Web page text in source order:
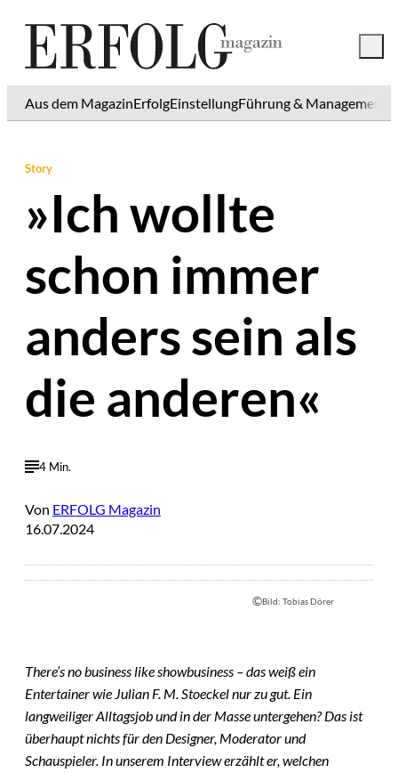
Aus dem MagazinErfolgEinstellungFührung & Management
Story
»Ich wollte
schon immer
anders sein als
die anderen«
4 Min.
Von ERFOLG Magazin
16.07.2024
©Bild: Tobias Dörer
There’s no business like showbusiness – das weiß ein
Entertainer wie Julian F. M. Stoeckel nur zu gut. Ein
langweiliger Alltagsjob und in der Masse untergehen? Das ist
überhaupt nichts für den Designer, Moderator und
Schauspieler. In unserem Interview erzählt er, welchen